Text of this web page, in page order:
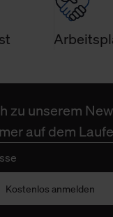
zu unserem
auf dem
Kostenlos anmelden